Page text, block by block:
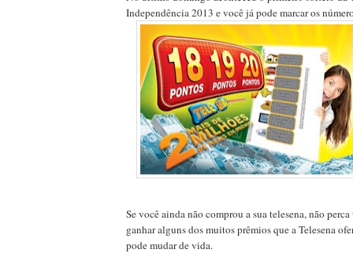
Independência 2013 e você já pode marcar os
Se você ainda não comprou a sua telesena, não
ganhar alguns dos muitos prêmios que a Telesena
pode mudar de vida.